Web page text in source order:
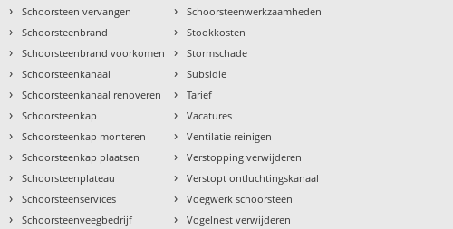
› Schoorsteen vervangen
› Schoorsteenbrand
› Schoorsteenbrand voorkomen
› Schoorsteenkanaal
› Schoorsteenkanaal renoveren
› Schoorsteenkap
› Schoorsteenkap monteren
› Schoorsteenkap plaatsen
› Schoorsteenplateau
› Schoorsteenservices
› Schoorsteenveegbedrijf
› Schoorsteenwerkzaamheden
› Stookkosten
› Stormschade
› Subsidie
› Tarief
› Vacatures
› Ventilatie reinigen
› Verstopping verwijderen
› Verstopt ontluchtingskanaal
› Voegwerk schoorsteen
› Vogelnest verwijderen